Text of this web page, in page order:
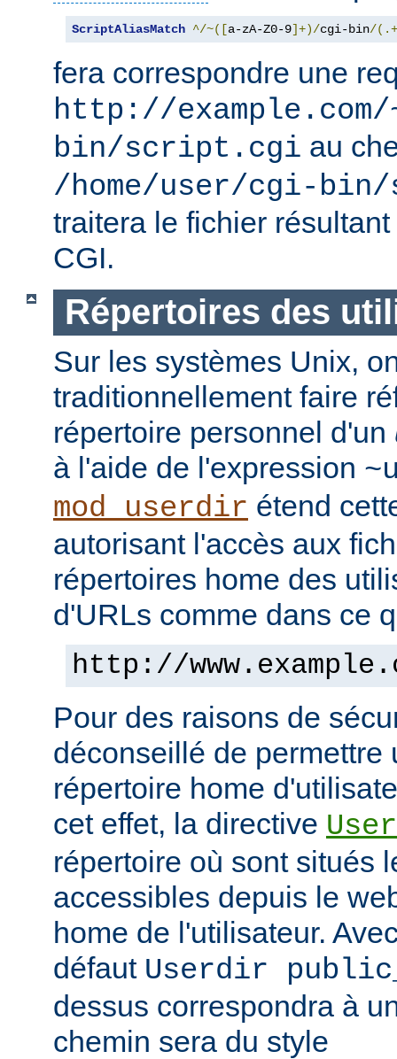
ScriptAliasMatch ^/~([a-zA-Z0-9]+)/cgi-bin/
fera correspondre une
http://
bin/script.cgi au
/home/user/cgi-
traitera le fichier
CGI.
Répertoires des
Sur les systèmes Unix,
traditionnellement faire
répertoire personnel d'un
à l'aide de l'expression
mod_userdir étend
autorisant l'accès aux
répertoires home des
d'URLs comme dans ce
http://
Pour des raisons de
déconseillé de permettre
répertoire home
cet effet, la directive
répertoire où sont situés
accessibles depuis le
home de l'utilisateur.
défaut Userdir
dessus correspondra à
chemin sera du style